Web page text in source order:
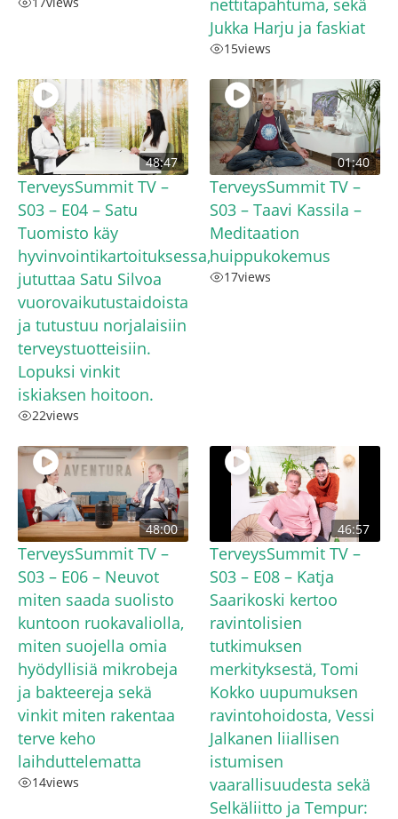
nettitapahtuma, sekä
Jukka Harju ja faskiat
15views
48:47
TerveysSummit TV –
S03 – E04 – Satu
Tuomisto käy
hyvinvointikartoituksessa,
jututtaa Satu Silvoa
vuorovaikutustaidoista
ja tutustuu norjalaisiin
terveystuotteisiin.
Lopuksi vinkit
iskiaksen hoitoon.
22views
01:40
TerveysSummit TV –
S03 – Taavi Kassila –
Meditaation
huippukokemus
17views
48:00
TerveysSummit TV –
S03 – E06 – Neuvot
miten saada suolisto
kuntoon ruokavaliolla,
miten suojella omia
hyödyllisiä mikrobeja
ja bakteereja sekä
vinkit miten rakentaa
terve keho
laihduttelematta
14views
46:57
TerveysSummit TV –
S03 – E08 – Katja
Saarikoski kertoo
ravintolisien
tutkimuksen
merkityksestä, Tomi
Kokko uupumuksen
ravintohoidosta, Vessi
Jalkanen liiallisen
istumisen
vaarallisuudesta sekä
Selkäliitto ja Tempur: